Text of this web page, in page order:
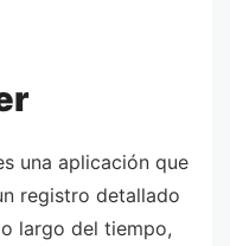
una aplicación que
registro detallado
largo del tiempo,